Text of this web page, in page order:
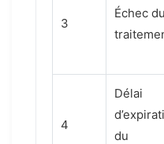
3
Échec du
4
Délai
du